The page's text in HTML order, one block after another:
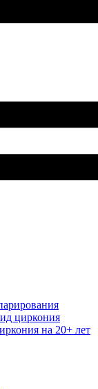
циркония
на 20+ лет